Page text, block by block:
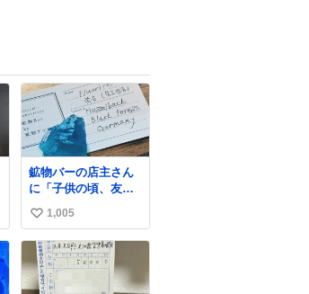
鉱物バーの店主さん
に「子供の頃、友人
の土産で青い石を貰
って、それがすごく
気に入ってたのに、
いつかの引越しで無
くしてしまった」と
いう話をしたら、
い
い
ね
数
1,005